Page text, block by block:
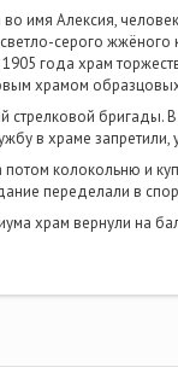
имя Алексия,
серого
года храм
храмом
бригады.
в храме
колокольню и
переделали в
храм вернули на